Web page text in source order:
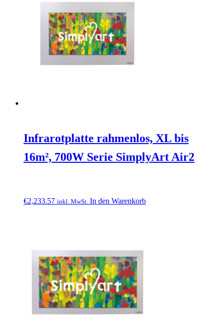
Infrarotplatte rahmenlos, XL bis
16m², 700W Serie SimplyArt Air2
€2,233.57 inkl. MwSt. In den Warenkorb